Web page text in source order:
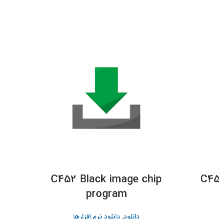
C452 Black image chip
program
دانلود, دانلود نرم افزارها